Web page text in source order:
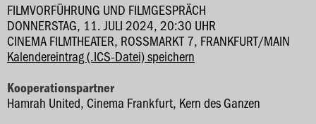
FILMVORFÜHRUNG UND FILMGESPRÄCH
DONNERSTAG, 11. JULI 2024, 20:30 UHR
CINEMA FILMTHEATER, ROSSMARKT 7, FRANKFURT/MAIN
Kalendereintrag (.ICS-Datei) speichern
Kooperationspartner
Hamrah United, Cinema Frankfurt, Kern des Ganzen